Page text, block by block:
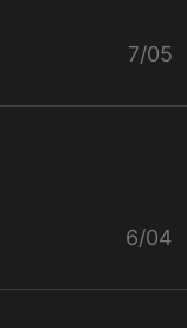
7/05
6/04